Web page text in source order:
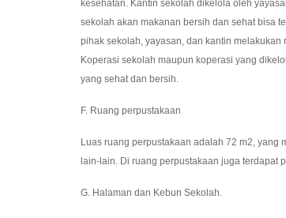
kesehatan. Kantin sekolah dikelola oleh
sekolah akan makanan bersih dan sehat bisa
pihak sekolah, yayasan, dan kantin
Koperasi sekolah maupun koperasi yang
yang sehat dan bersih.
F. Ruang perpustakaan
Luas ruang perpustakaan adalah 72 m2, yang
lain-lain. Di ruang perpustakaan juga terdapat
G. Halaman dan Kebun Sekolah.